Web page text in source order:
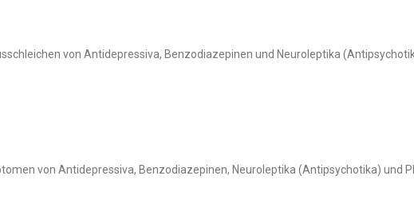
von Antidepressiva, Benzodiazepinen und Neuroleptika
von Antidepressiva, Benzodiazepinen, Neuroleptika (Antipsychotika) und